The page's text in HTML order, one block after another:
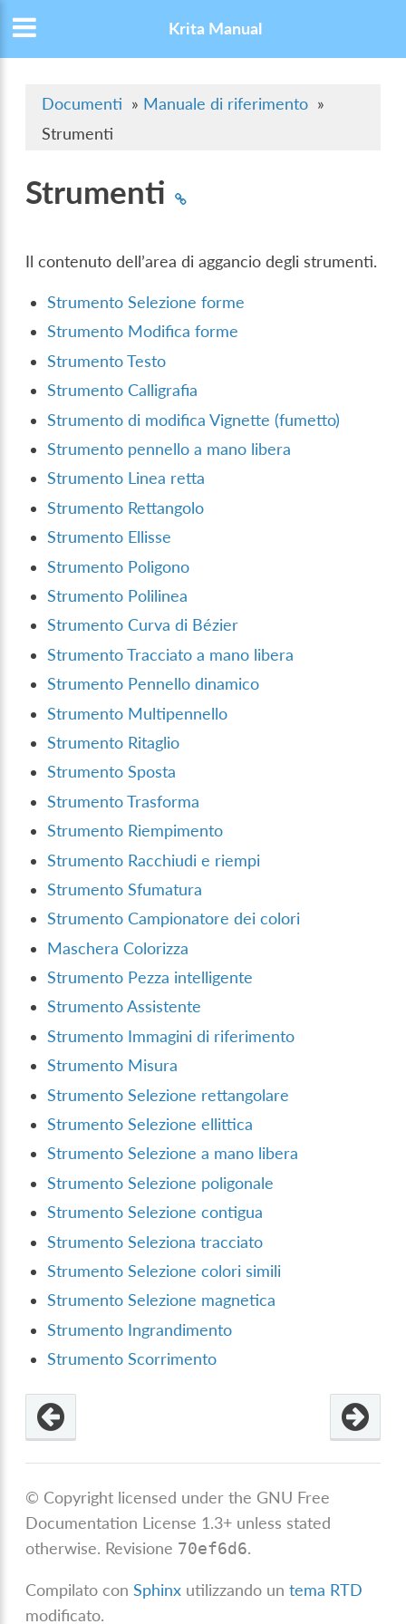
Krita Manual
Documenti » Manuale di riferimento »
Strumenti
Strumenti
Il contenuto dell’area di aggancio degli strumenti.
Strumento Selezione forme
Strumento Modifica forme
Strumento Testo
Strumento Calligrafia
Strumento di modifica Vignette (fumetto)
Strumento pennello a mano libera
Strumento Linea retta
Strumento Rettangolo
Strumento Ellisse
Strumento Poligono
Strumento Polilinea
Strumento Curva di Bézier
Strumento Tracciato a mano libera
Strumento Pennello dinamico
Strumento Multipennello
Strumento Ritaglio
Strumento Sposta
Strumento Trasforma
Strumento Riempimento
Strumento Racchiudi e riempi
Strumento Sfumatura
Strumento Campionatore dei colori
Maschera Colorizza
Strumento Pezza intelligente
Strumento Assistente
Strumento Immagini di riferimento
Strumento Misura
Strumento Selezione rettangolare
Strumento Selezione ellittica
Strumento Selezione a mano libera
Strumento Selezione poligonale
Strumento Selezione contigua
Strumento Seleziona tracciato
Strumento Selezione colori simili
Strumento Selezione magnetica
Strumento Ingrandimento
Strumento Scorrimento
© Copyright licensed under the GNU Free
Documentation License 1.3+ unless stated
otherwise. Revisione 70ef6d6.
Compilato conSphinx utilizzando untema RTD
modificato.